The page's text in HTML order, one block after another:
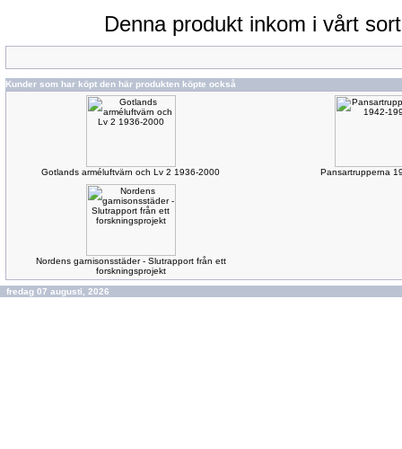
Denna produkt inkom i vårt
Kunder som har köpt den här produkten köpte också
Gotlands arméluftvärn och Lv 2 1936-2000 Pansartrupperna
Nordens garnisonsstäder - Slutrapport från ett
forskningsprojekt
fredag 07 augusti, 2026